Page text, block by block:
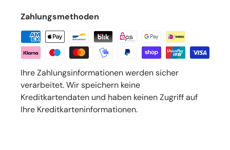
Zahlungsmethoden
Ihre Zahlungsinformationen werden sicher
verarbeitet. Wir speichern keine
Kreditkartendaten und haben keinen Zugriff auf
Ihre Kreditkarteninformationen.